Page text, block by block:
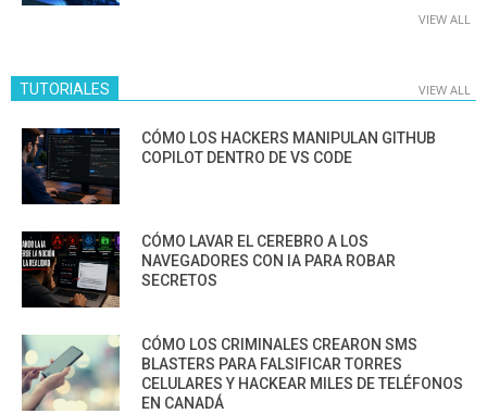
VIEW ALL
TUTORIALES VIEW ALL
CÓMO LOS HACKERS MANIPULAN GITHUB
COPILOT DENTRO DE VS CODE
CÓMO LAVAR EL CEREBRO A LOS
NAVEGADORES CON IA PARA ROBAR
SECRETOS
CÓMO LOS CRIMINALES CREARON SMS
BLASTERS PARA FALSIFICAR TORRES
CELULARES Y HACKEAR MILES DE TELÉFONOS
EN CANADÁ